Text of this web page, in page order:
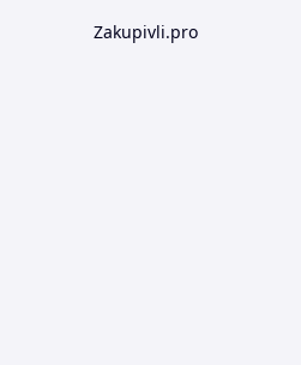
Zakupivli.pro